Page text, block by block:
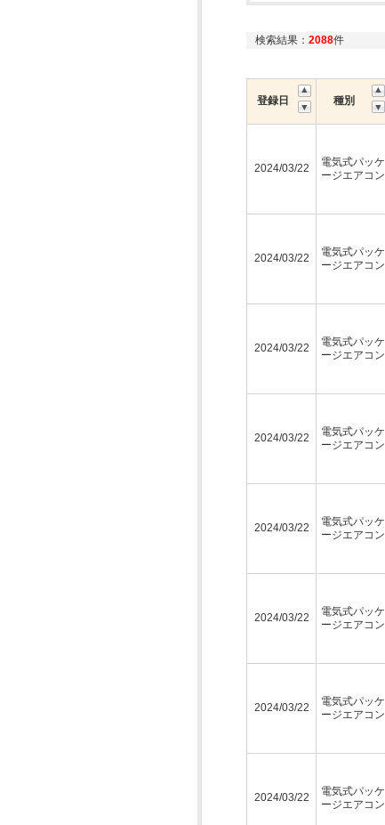
検索結果： 2088件
登録日 種別
2024/03/22
電気式パッケ
ージエアコン
2024/03/22
電気式パッケ
ージエアコン
2024/03/22
電気式パッケ
ージエアコン
2024/03/22
電気式パッケ
ージエアコン
2024/03/22
電気式パッケ
ージエアコン
2024/03/22
電気式パッケ
ージエアコン
2024/03/22
電気式パッケ
ージエアコン
2024/03/22
電気式パッケ
ージエアコン